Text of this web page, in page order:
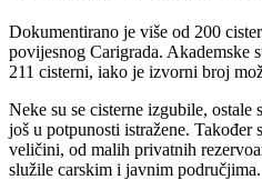
Dokumentirano je više od 200
povijesnog Carigrada. Akademske
211 cisterni, iako je izvorni broj
Neke su se cisterne izgubile,
još u potpunosti istražene. Također
veličini, od malih privatnih
služile carskim i javnim područjima.